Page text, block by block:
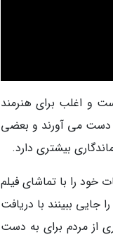
و اغلب برای هنرمند
دست می آورند و بعضی
بیشتری دارد.
را با تماشای فیلم
جایی ببینند با دریافت
از مردم برای به دست